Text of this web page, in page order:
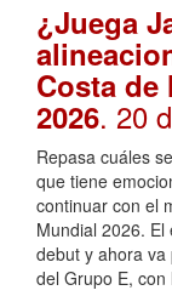
¿Juega
Costa
2026. 20
Repasa cuáles
que tiene
continuar con el
Mundial 2026.
debut y ahora
del Grupo E,